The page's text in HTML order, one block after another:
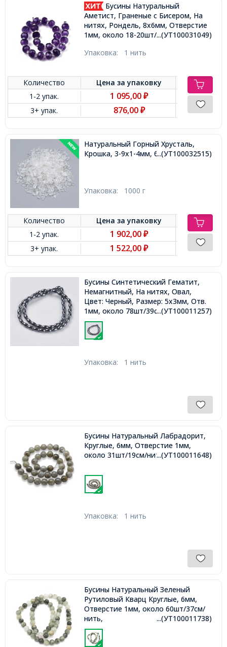
Бусины Натуральный
Аметист, Граненые с Бисером, На
нитях, Рондель, 8х6мм, Отверстие
1мм, около 18-20шт/17см/нить,
...(УТ100031049)
Упаковка: 1 нить
Количество Цена заупаковку
1-2 упак.
1 095,00₽
3+ упак. 876,00 ₽
Натуральный Горный Хрусталь,
Крошка, 3-9x1-4мм, без Отверстия,
...(УТ100032515)
Упаковка: 1000 г
Количество Цена заупаковку
1-2 упак.
1 902,00₽
3+ упак. 1 522,00₽
Бусины Синтетический Гематит,
Немагнитный, На нитях, Овал,
Цвет: Черный, Размер: 5х3мм, Отв.
1мм, около 78шт/39см/нить,...(УТ100011257)
Упаковка: 1 нить
Бусины Натуральный Лабрадорит,
Круглые, 6мм, Отверстие 1мм,
около 31шт/19см/нить,...(УТ100011648)
Упаковка: 1 нить
Бусины Натуральный Зеленый
Рутиловый Кварц Круглые, 6мм,
Отверстие 1мм, около 60шт/37см/
нить,
...(УТ100011738)